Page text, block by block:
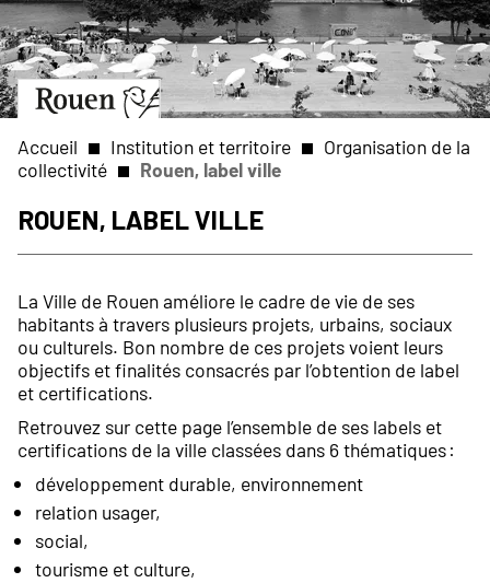
Aller
au
contenu
principal
Aller
à
la
page
d’accueil
Slide
1
of
1
Fil
d'Ariane
Accueil Institution et territoire
Organisation de la
collectivité
Rouen, label ville
Rouen, label ville
La Ville de Rouen améliore le cadre de vie de ses
habitants à travers plusieurs projets, urbains, sociaux
ou culturels. Bon nombre de ces projets voient leurs
objectifs et finalités consacrés par l’obtention de label
et certifications.
Retrouvez sur cette page l’ensemble de ses labels et
certifications de la ville classées dans 6 thématiques :
développement durable, environnement
relation usager,
social,
tourisme et culture,